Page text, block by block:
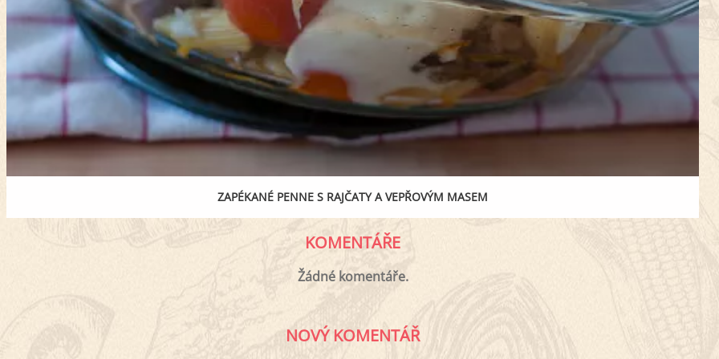
ZAPÉKANÉ PENNE S RAJČATY A VEPŘOVÝM MASEM
KOMENTÁŘE
Žádné komentáře.
NOVÝ KOMENTÁŘ